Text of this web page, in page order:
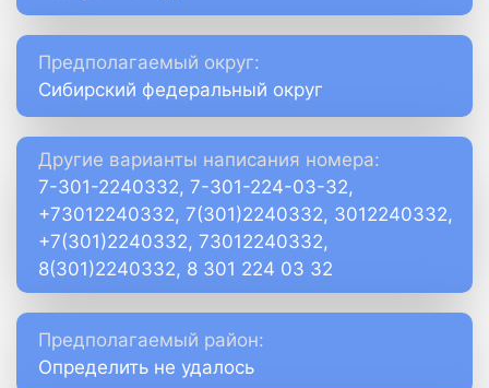
Предполагаемый округ:
Сибирский федеральный округ
Другие варианты написания номера:
7-301-2240332, 7-301-224-03-32,
+73012240332, 7(301)2240332, 3012240332,
+7(301)2240332, 73012240332,
8(301)2240332, 8 301 224 03 32
Предполагаемый район:
Определить не удалось